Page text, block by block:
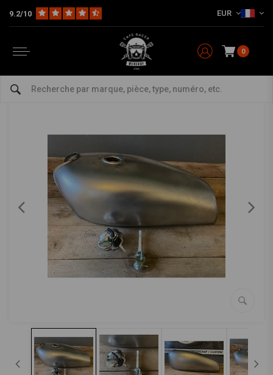
9.2/10 EUR
0
The Bike Réservoirs & Autres Réservoir de carburant Café Racer Style XF125 Type 12
Réservoir de carburant Café Racer Style XF125
Type 12